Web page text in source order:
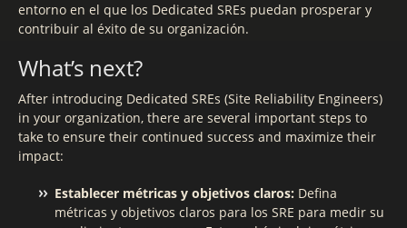
entorno en el que los Dedicated SREs puedan prosperar y
contribuir al éxito de su organización.
What’s next?
After introducing Dedicated SREs (Site Reliability Engineers)
in your organization, there are several important steps to
take to ensure their continued success and maximize their
impact:
Establecer métricas y objetivos claros: Defina
métricas y objetivos claros para los SRE para medir su